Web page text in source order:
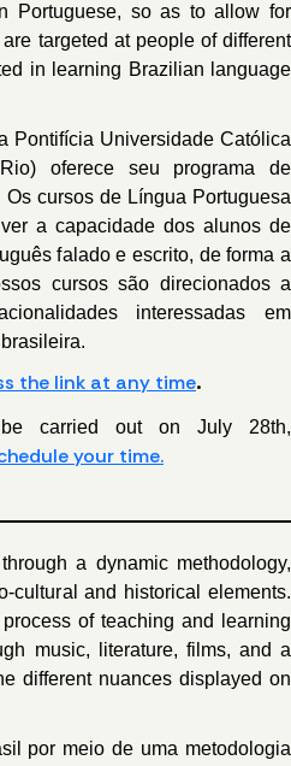
Portuguese, so as to allow for
targeted at people of different
in learning Brazilian language
Pontifícia Universidade Católica
oferece seu programa de
cursos de Língua Portuguesa
a capacidade dos alunos de
falado e escrito, de forma a
cursos são direcionados a
interessadas em
the link at any time.
carried out on July 28th,
your time.
a dynamic methodology,
cultural and historical elements.
of teaching and learning
music, literature, films, and a
different nuances displayed on
por meio de uma metodologia